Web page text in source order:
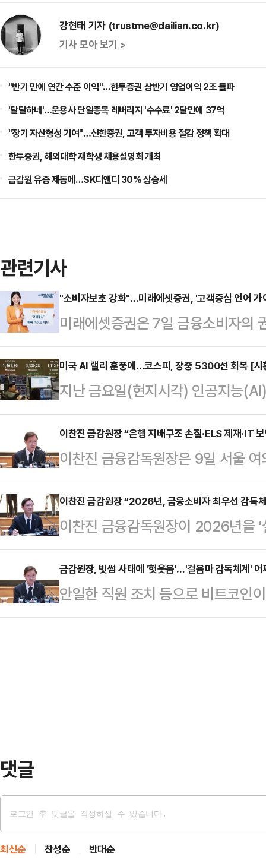
강현태 기자 (trustme@dailian.co.kr)
기사 모아 보기 >
"반기 만에 연간 수준 이익"…한투증권 상반기 영업이익 2조 돌파
'달달하네'…운용사 단일종목 레버리지 '수수료' 2달만에 37억
"장기 자산형성 기여"…신한증권, 고객 투자비용 절감 정책 확대
한투증권, 해외대학 재학생 채용설명회 개최
금감원 유증 제동에…SK디앤디 30% 상승세
관련기사
"소비자보호 강화"…미래에셋증권, '고객중심 언어 가
미래에셋증권은 7일 금융소비자의
에셋증권 고객중심 언어 가이드'를
심이 높아지는 가운데, 금융소비자
하고 합리적인 판단을 할 수 있도록
는 설명이다.이번 가이드는 고객과
점에서 재정의한 것이 특징이다.글
한 문체를 활용하는 방법을 제시
성을 고객 소통의 핵심 원칙으…
미국 AI 랠리 훈풍에…코스피, 장중 5300선 회복 [시
지난 금요일(현지시각) 인공지능
가운데 9일 국내증시도 관련 훈풍
따르면, 이날 오전 9시 38분 코스
(4.44%) 오른 5315.27을 가리키
(4.13%) 오른 5299.10로 출발했
을 팔아치우고 있고, 외국인과 기
고 있다.코스피 시가총액 상위 10
이찬진 금감원장 “은행 지배구조 손질·ELS 제재·IT
이찬진 금융감독원장은 9일 서울
열고 은행권 지배구조 개선, 홍콩
보안 감독 방향 등에 대해 설명했
“2026년, 금융소비자 최우선 감독
웃음'…'걸음마 감독체계' 어쩌나금
화…검사·제재 관행 대수술이 원장
지주는 주인 없는 회사라는 특성상
가 지속돼…
이찬진 금감원장 “2026년, 금융소비자 최우선 감독
이찬진 금융감독원장이 2026년을
언하며 감독체계 전반의 쇄신을 예
융감독원 본원에서 열린 2026년 업
질하고, 가계부채·부동산 PF·환율
리 확립을 통해 금융시장 안정과 책
금감원장, 빗썸 사태에 '헛웃음'…'걸음마 감독체계' 어
안일한 직원 조치 등으로 비트코인
데 가상자산사업자 관련 내부통제
댓글
최신순 찬성순 반대순